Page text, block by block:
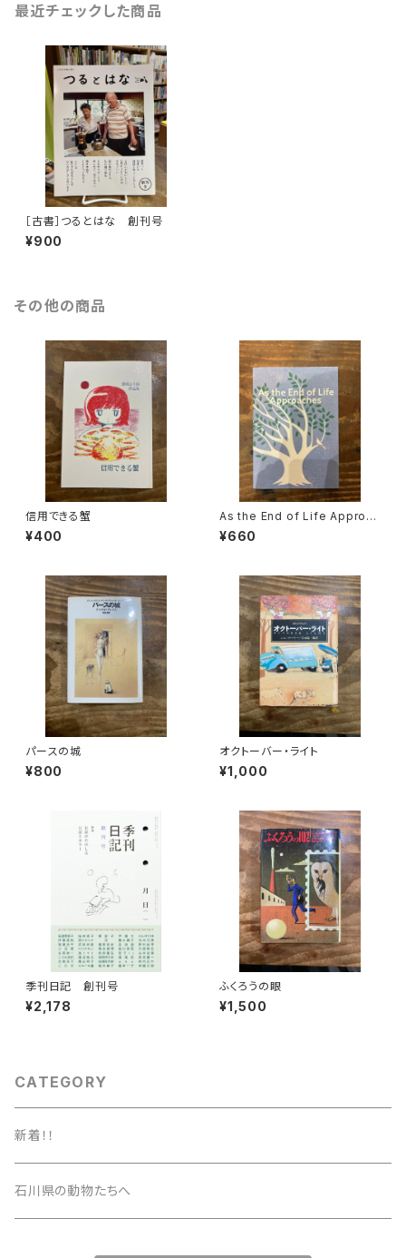
最近チェックした商品
［古書］つるとはな 創刊号
¥900
その他の商品
信用できる蟹
¥400
As the End of Life Approac
hes
¥660
パースの城
¥800
オクトーバー・ライト
¥1,000
季刊日記 創刊号
¥2,178
ふくろうの眼
¥1,500
CATEGORY
新着！！
石川県の動物たちへ